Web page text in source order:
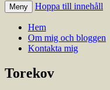
Meny Hoppa till innehåll
Hem
Om mig och bloggen
Kontakta mig
Torekov